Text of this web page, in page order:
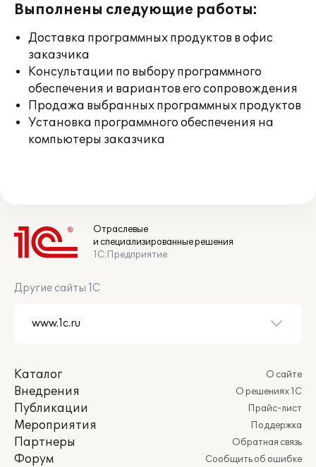
Выполнены следующие работы:
Доставка программных продуктов в офис
заказчика
Консультации по выбору программного
обеспечения и вариантов его сопровождения
Продажа выбранных программных продуктов
Установка программного обеспечения на
компьютеры заказчика
Отраслевые
и специализированные решения
1С:Предприятие
Другие сайты 1С
Каталог
Внедрения
Публикации
Мероприятия
Партнеры
Форум
О сайте
О решениях 1С
Прайс-лист
Поддержка
Обратная связь
Сообщить об ошибке